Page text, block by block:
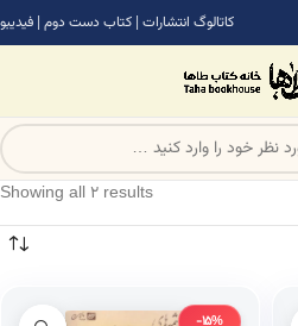
کاتالوگ انتشارات | کتاب دست دوم | فیدیبو
Showing all 2 results
-15%